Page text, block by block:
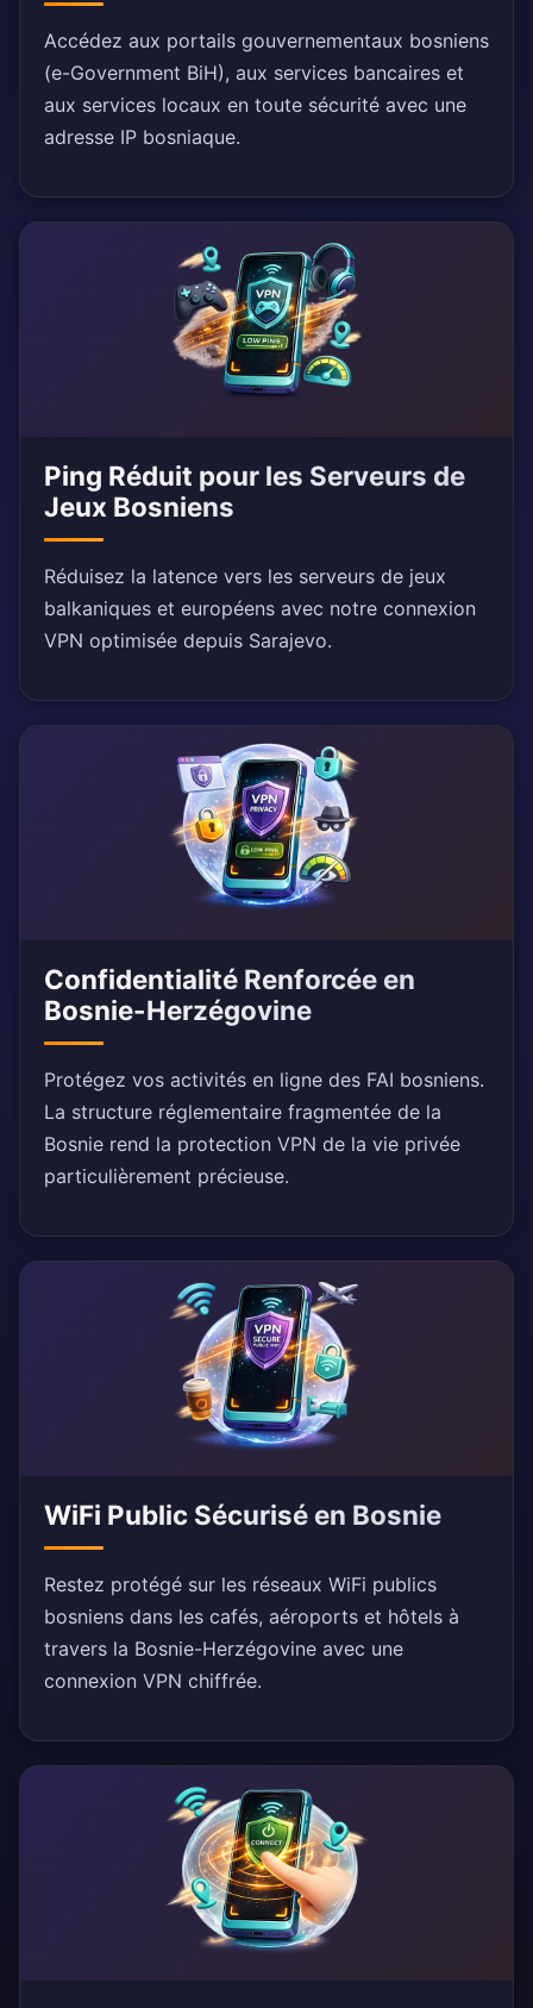
Accédez aux portails gouvernementaux bosniens
(e-Government BiH), aux services bancaires et
aux services locaux en toute sécurité avec une
adresse IP bosniaque.
Ping Réduit pour les Serveurs de
Jeux Bosniens
Réduisez la latence vers les serveurs de jeux
balkaniques et européens avec notre connexion
VPN optimisée depuis Sarajevo.
Confidentialité Renforcée en
Bosnie-Herzégovine
Protégez vos activités en ligne des FAI bosniens.
La structure réglementaire fragmentée de la
Bosnie rend la protection VPN de la vie privée
particulièrement précieuse.
WiFi Public Sécurisé en Bosnie
Restez protégé sur les réseaux WiFi publics
bosniens dans les cafés, aéroports et hôtels à
travers la Bosnie-Herzégovine avec une
connexion VPN chiffrée.